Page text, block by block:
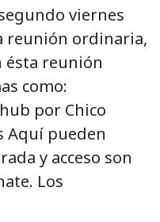
viernes
reunión ordinaria,
ésta reunión
como:
por Chico
Aquí pueden
y acceso son
Los